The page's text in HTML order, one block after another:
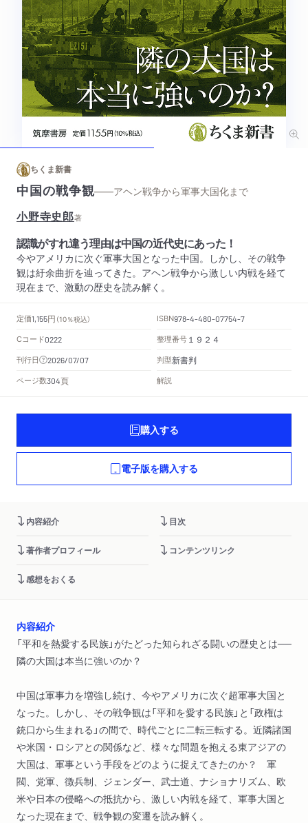
ちくま新書
中国の戦争観——アヘン戦争から軍事大国化まで
小野寺史郎著
認識がすれ違う理由は中国の近代史にあった！
今やアメリカに次ぐ軍事大国となった中国。しかし、その戦争
観は紆余曲折を辿ってきた。アヘン戦争から激しい内戦を経て
現在まで、激動の歴史を読み解く。
定価1,155円 （10％税込） ISBN978-4-480-07754-7
Cコード0222 整理番号 １９２４
刊行日 2026/07/07 判型新書判
ページ数304頁 解説
購入する
電子版を購入する
内容紹介 目次
著作者プロフィール コンテンツリンク
感想をおくる
内容紹介
「平和を熱愛する民族」がたどった知られざる闘いの歴史とは──
隣の大国は本当に強いのか？
中国は軍事力を増強し続け、今やアメリカに次ぐ超軍事大国と
なった。しかし、その戦争観は「平和を愛する民族」と「政権は
銃口から生まれる」の間で、時代ごとに二転三転する。近隣諸国
や米国・ロシアとの関係など、様々な問題を抱える東アジアの
大国は、軍事という手段をどのように捉えてきたのか？ 軍
閥、党軍、徴兵制、ジェンダー、武士道、ナショナリズム、欧
米や日本の侵略への抵抗から、激しい内戦を経て、軍事大国と
なった現在まで、戦争観の変遷を読み解く。